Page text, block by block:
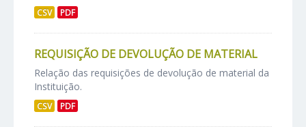
CSV PDF
REQUISIÇÃO DE DEVOLUÇÃO DE MATERIAL
Relação das requisições de devolução de material da
Instituição.
CSV PDF